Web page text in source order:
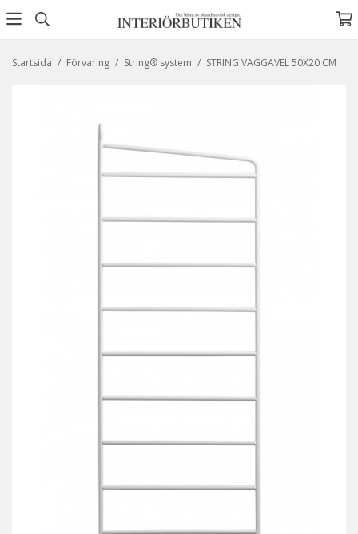
Startsida / Förvaring / String® system / STRING VÄGGAVEL 50X20 CM